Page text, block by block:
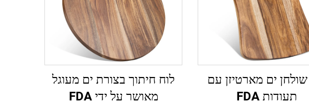
ים מארטיזן עם
תעודות FDA
לוח חיתוך בצורת ים מעוגל
מאושר על ידי FDA